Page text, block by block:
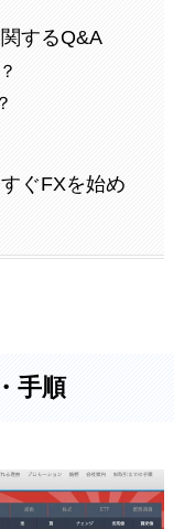
するQ&A
ぐFXを始め
手順